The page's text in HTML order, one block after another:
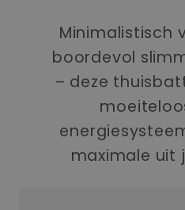
Minimalistisch
boordevol
– deze
maximale uit